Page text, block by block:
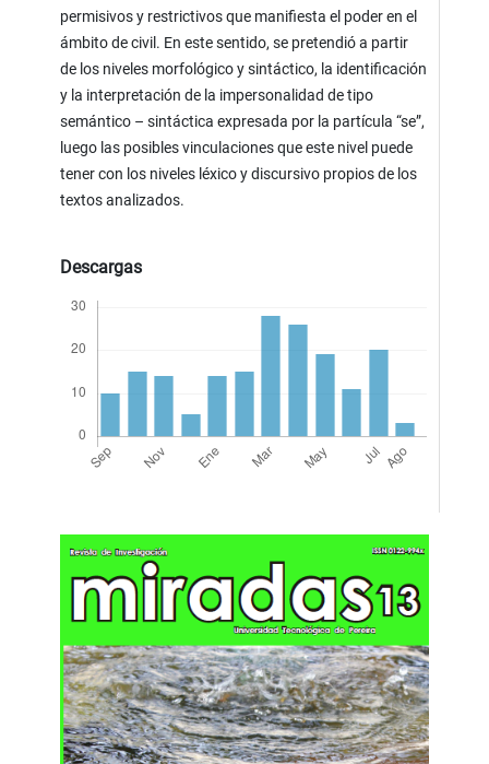
permisivos y restrictivos que manifiesta el poder en el
ámbito de civil. En este sentido, se pretendió a partir
de los niveles morfológico y sintáctico, la identificación
y la interpretación de la impersonalidad de tipo
semántico – sintáctica expresada por la partícula “se”,
luego las posibles vinculaciones que este nivel puede
tener con los niveles léxico y discursivo propios de los
textos analizados.
Descargas